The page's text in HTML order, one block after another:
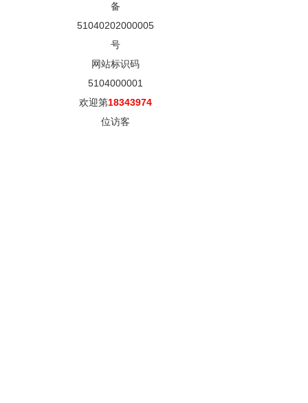
备
51040202000005
号
网站标识码
5104000001
欢迎第18343974
位访客